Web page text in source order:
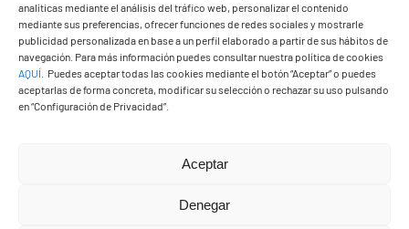
analíticas mediante el análisis del tráfico web, personalizar el contenido
mediante sus preferencias, ofrecer funciones de redes sociales y mostrarle
publicidad personalizada en base a un perfil elaborado a partir de sus hábitos de
navegación. Para más información puedes consultar nuestra política de cookies
AQUÍ
Puedes aceptar todas las cookies mediante el botón “Aceptar” o puedes
aceptarlas de forma concreta, modificar su selección o rechazar su uso pulsando
en “Configuración de Privacidad”.
Aceptar
Denegar
Ayuntamiento de Yaiza
Pza. de Los Remedios, 1
35570 – Yaiza
Tel:928 83 62 20
© Copyright2026 Ayuntamiento de Yaiza - Todos los